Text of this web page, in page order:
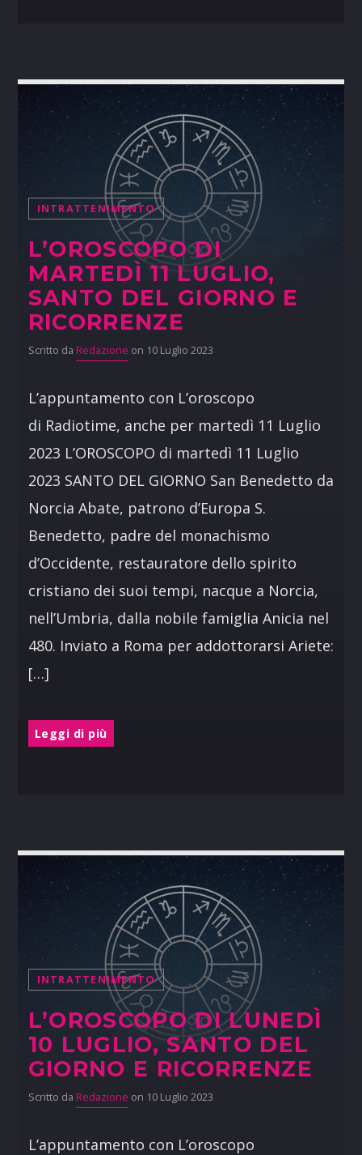
INTRATTENIMENTO
L’OROSCOPO DI
MARTEDÌ 11 LUGLIO,
SANTO DEL GIORNO E
RICORRENZE
Scritto da Redazione on 10 Luglio 2023
L’appuntamento con L’oroscopo
di Radiotime, anche per martedì 11 Luglio
2023 L’OROSCOPO di martedì 11 Luglio
2023 SANTO DEL GIORNO San Benedetto da
Norcia Abate, patrono d’Europa S.
Benedetto, padre del monachismo
d’Occidente, restauratore dello spirito
cristiano dei suoi tempi, nacque a Norcia,
nell’Umbria, dalla nobile famiglia Anicia nel
480. Inviato a Roma per addottorarsi Ariete:
[…]
Leggi di più
INTRATTENIMENTO
L’OROSCOPO DI LUNEDÌ
10 LUGLIO, SANTO DEL
GIORNO E RICORRENZE
Scritto da Redazione on 10 Luglio 2023
L’appuntamento con L’oroscopo